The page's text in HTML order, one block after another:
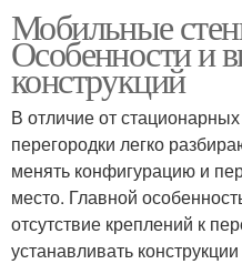
Мобильные
Особенности и
конструкций
В отличие от
перегородки легко
менять конфигурацию и
место. Главной
отсутствие креплений к
устанавливать